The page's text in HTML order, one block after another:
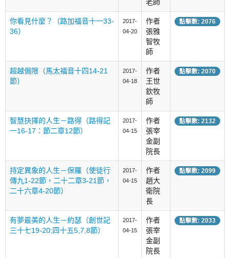
老師
你看見什麼？（路加福音十一33-
36）
2017-
04-20
作者
張雅
智牧
師
點擊數: 2076
超越侷限（馬太福音十四14-21
節）
2017-
04-18
作者
王世
欽牧
師
點擊數: 2070
智慧抉擇的人生－路得（路得記
一16-17：節二章12節）
2017-
04-15
作者
張宰
金副
院長
點擊數: 2132
持定異象的人生－保羅（使徒行
傳九1-22節，二十二章3-21節，
二十六章4-20節）
2017-
04-15
作者
趙大
衛院
長
點擊數: 2099
有夢最美的人生－約瑟（創世記
三十七19-20;四十五5,7,8節）
2017-
04-15
作者
張宰
金副
院長
點擊數: 2033